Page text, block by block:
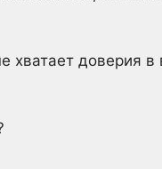
хватает доверия